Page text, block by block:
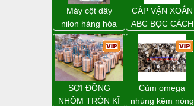
Khí nén - Thiết bị
Khuôn mẫu - Phụ tùng
Lọc công nghiệp
Máy công cụ - Phụ tùng
Mỏ - Trang thiết bị
Máy cột dây
nilon hàng hóa
model CY-100
CÁP VẶN XOẮN
ABC BỌC CÁCH
ĐIỆN XLPE
SỢI ĐỒNG
NHÔM TRÒN KĨ
Cùm omega
nhúng kẽm nóng